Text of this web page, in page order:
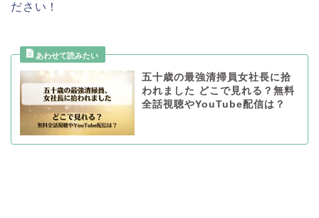
ださい！
五十歳の最強清掃員女社長に拾
われました どこで見れる？無料
全話視聴やYouTube配信は？